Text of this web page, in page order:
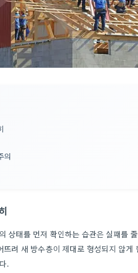
의
상태를 먼저 확인하는 습관은 실패를
려 새 방수층이 제대로 형성되지 않
.